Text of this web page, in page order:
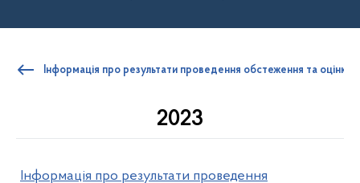
Інформація про результати проведення обстеження та оцінки
2023
Інформація про результати проведення